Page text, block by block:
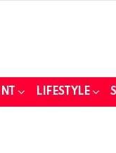
LIFESTYLE